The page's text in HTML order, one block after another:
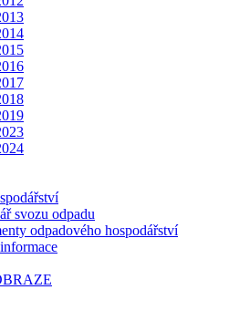
svozu odpadu
odpadového hospodářství